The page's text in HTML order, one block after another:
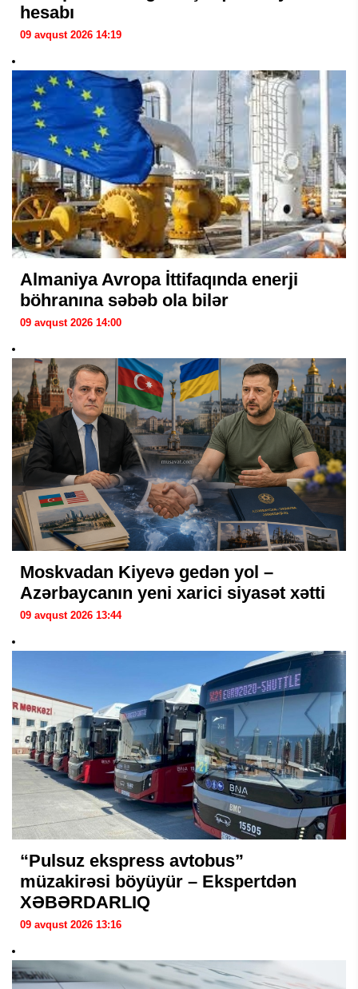
hesabı
09 avqust 2026 14:19
Almaniya Avropa İttifaqında enerji
böhranına səbəb ola bilər
09 avqust 2026 14:00
Moskvadan Kiyevə gedən yol –
Azərbaycanın yeni xarici siyasət xətti
09 avqust 2026 13:44
“Pulsuz ekspress avtobus”
müzakirəsi böyüyür – Ekspertdən
XƏBƏRDARLIQ
09 avqust 2026 13:16